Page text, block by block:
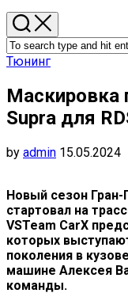
Тюнинг
Маскировка
Supra для
by admin 15.05.2024
Новый сезон
стартовал на
VSTeam CarX
которых
поколения в
машине Алексея
команды.